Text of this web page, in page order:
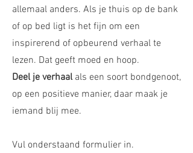
allemaal anders. Als je thuis op de bank
of op bed ligt is het fijn om een
inspirerend of opbeurend verhaal te
lezen. Dat geeft moed en hoop.
Deel je verhaalals een soort bondgenoot,
op een positieve manier, daar maak je
iemand blij mee.
Vul onderstaand formulier in.